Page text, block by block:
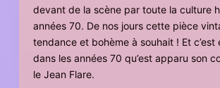
devant de la scène par toute la culture
années 70. De nos jours cette pièce
tendance et bohème à souhait ! Et c’est
dans les années 70 qu’est apparu son
le Jean Flare.